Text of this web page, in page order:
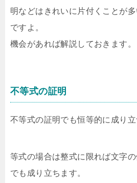
明などはきれいに片付くことが
ですよ。
機会があれば解説しておきます。
不等式の証明
不等式の証明でも恒等的に成り立
等式の場合は整式に限れば文字
でも成り立ちます。